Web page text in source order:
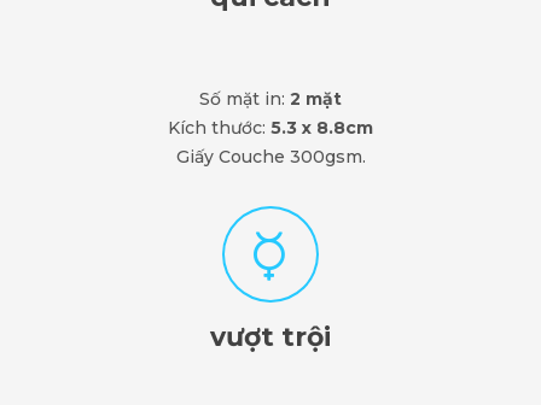
Số mặt in: 2 mặt
Kích thước: 5.3 x 8.8cm
Giấy Couche 300gsm.
vượt trội